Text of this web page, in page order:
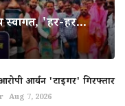
स्वागत, 'हर-हर...
आर्यन 'टाइगर' गिरफ्तार
Aug 7, 2026